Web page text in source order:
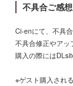
不具合ご感
Ci-enにて、不具
不具合修正やアッ
購入の際には
※ゲスト購入され